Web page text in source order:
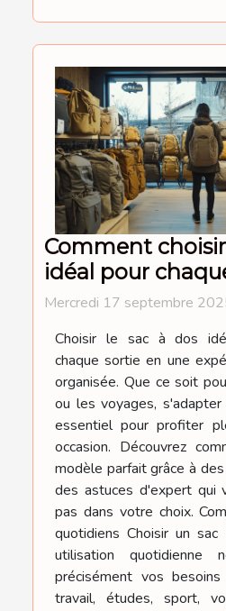
Comment
idéal pour
Mercredi 17 septembre
Choisir le sac à dos
chaque sortie en une
organisée. Que ce soit
ou les voyages,
essentiel pour profiter
occasion. Découvrez
modèle parfait grâce à
des astuces d'expert qui
pas dans votre choix.
quotidiens Choisir un
utilisation quotidienne
précisément vos
travail, études, sport,